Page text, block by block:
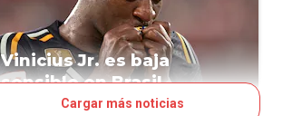
Vinicius Jr. es baja
sensible en Brasil
Cargar más noticias